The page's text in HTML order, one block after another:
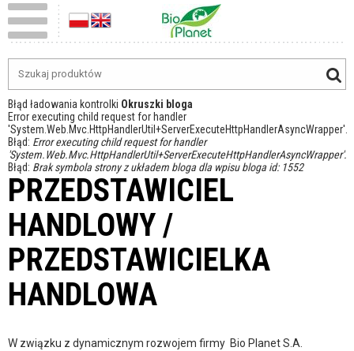
Błąd ładowania kontrolki Okruszki bloga
Error executing child request for handler
'System.Web.Mvc.HttpHandlerUtil+ServerExecuteHttpHandlerAsyncWrapper'.
Błąd: Error executing child request for handler
'System.Web.Mvc.HttpHandlerUtil+ServerExecuteHttpHandlerAsyncWrapper'.
Błąd: Brak symbola strony z układem bloga dla wpisu bloga id: 1552
PRZEDSTAWICIEL
HANDLOWY /
PRZEDSTAWICIELKA
HANDLOWA
W związku z dynamicznym rozwojem firmy Bio Planet S.A.